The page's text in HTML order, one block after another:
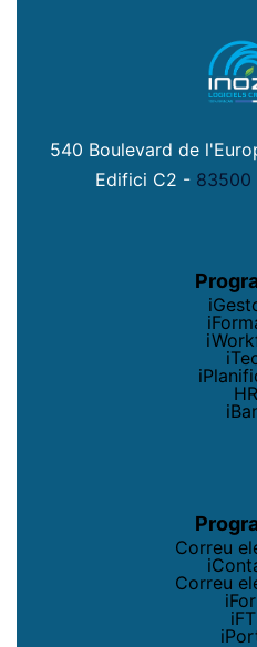
540 Boulevard de
Edifici C2 - 83500
Correu
Correu